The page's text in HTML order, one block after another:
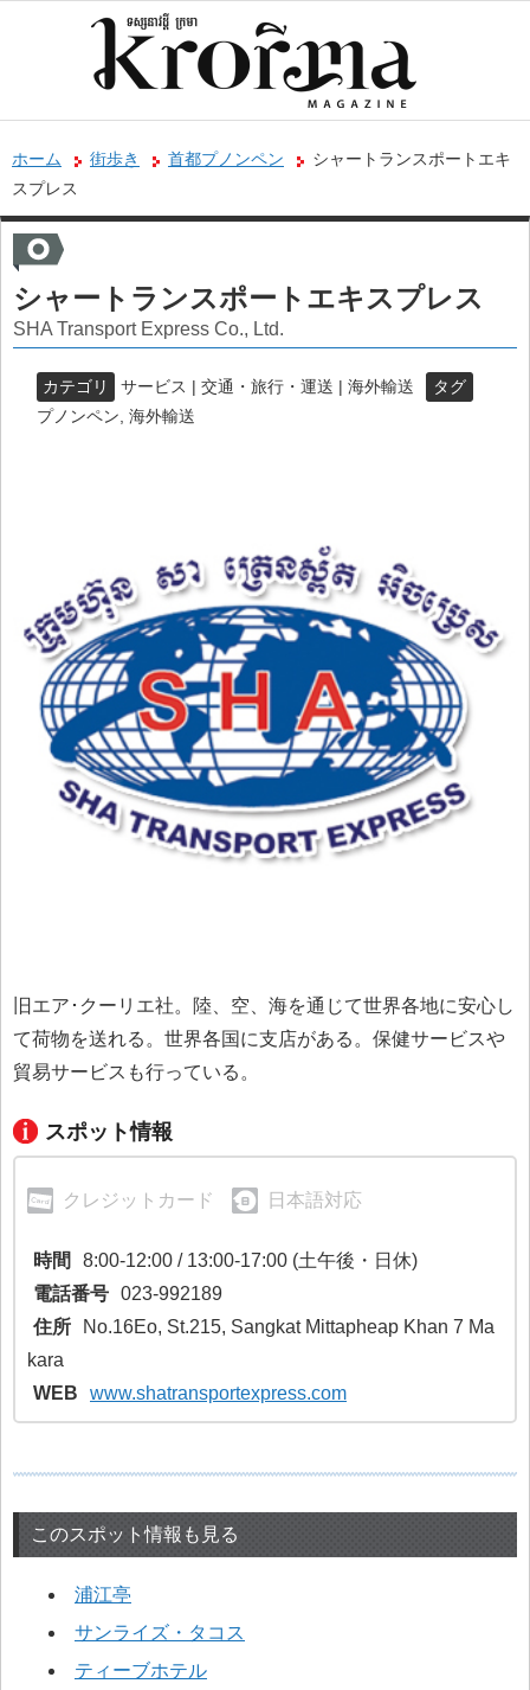
ホーム 街歩き 首都プノンペン
シャートランスポートエキ
スプレス
シャートランスポートエキスプレス
SHA Transport Express Co., Ltd.
カテゴリ サービス | 交通・旅行・運送 | 海外輸送
タグ
プノンペン 海外輸送
旧エア･クーリエ社。陸、空、海を通じて世界各地に安心し
て荷物を送れる。世界各国に支店がある。保健サービスや
貿易サービスも行っている。
スポット情報
クレジットカード 日本語対応
時間
8:00-12:00 / 13:00-17:00 (土午後・日休)
電話番号 023-992189
住所
No.16Eo, St.215, Sangkat Mittapheap Khan 7 Ma
kara
WEB
www.shatransportexpress.com
このスポット情報も見る
浦江亭
サンライズ・タコス
ティーブホテル